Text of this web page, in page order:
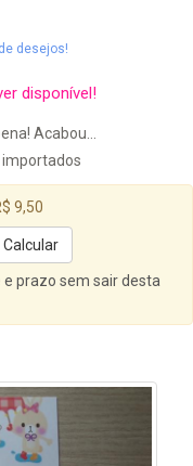
desejos!
disponível!
Acabou...
9,50
prazo sem sair desta